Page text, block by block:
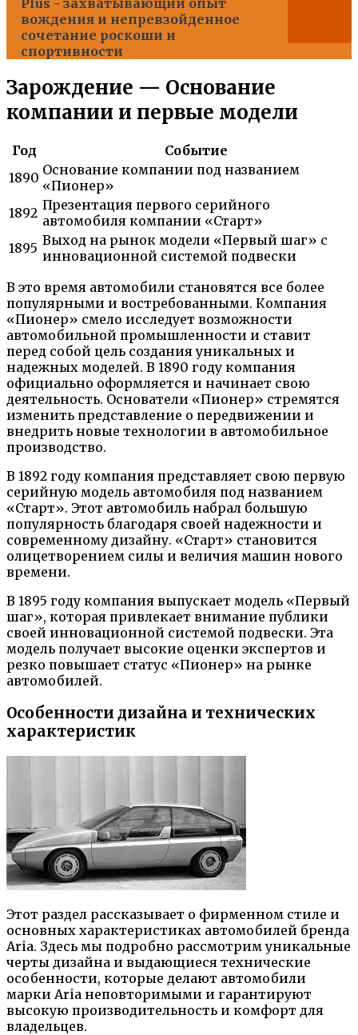
вождения и непревзойденное
сочетание роскоши и
спортивности
Зарождение — Основание
компании и первые модели
Год
Событие
1890 Основание компании под названием
«Пионер»
1892 Презентация первого серийного
автомобиля компании «Старт»
1895 Выход на рынок модели «Первый шаг» с
инновационной системой подвески
В это время автомобили становятся все более
популярными и востребованными. Компания
«Пионер» смело исследует возможности
автомобильной промышленности и ставит
перед собой цель создания уникальных и
надежных моделей. В 1890 году компания
официально оформляется и начинает свою
деятельность. Основатели «Пионер» стремятся
изменить представление о передвижении и
внедрить новые технологии в автомобильное
производство.
В 1892 году компания представляет свою первую
серийную модель автомобиля под названием
«Старт». Этот автомобиль набрал большую
популярность благодаря своей надежности и
современному дизайну. «Старт» становится
олицетворением силы и величия машин нового
времени.
В 1895 году компания выпускает модель «Первый
шаг», которая привлекает внимание публики
своей инновационной системой подвески. Эта
модель получает высокие оценки экспертов и
резко повышает статус «Пионер» на рынке
автомобилей.
Особенности дизайна и технических
характеристик
Этот раздел рассказывает о фирменном стиле и
основных характеристиках автомобилей бренда
Aria. Здесь мы подробно рассмотрим уникальные
черты дизайна и выдающиеся технические
особенности, которые делают автомобили
марки Aria неповторимыми и гарантируют
высокую производительность и комфорт для
владельцев.